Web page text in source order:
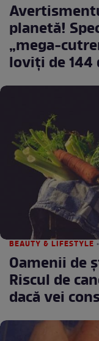
planetă!
„mega-
loviți de 144
BEAUTY & LIFESTYLE
Oamenii de
Riscul de